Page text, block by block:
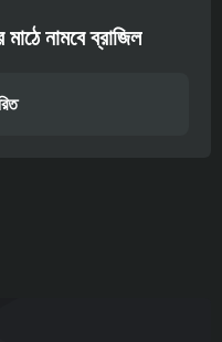
নামবে ব্রাজিল